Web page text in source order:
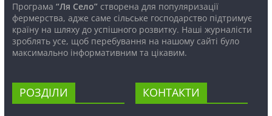
Програма “Ля Село”створена для популяризації
фермерства, адже саме сільське господарство підтримує
країну на шляху до успішного розвитку. Наші журналісти
зроблять усе, щоб перебування на нашому сайті було
максимально інформативним та цікавим.
РОЗДІЛИ КОНТАКТИ